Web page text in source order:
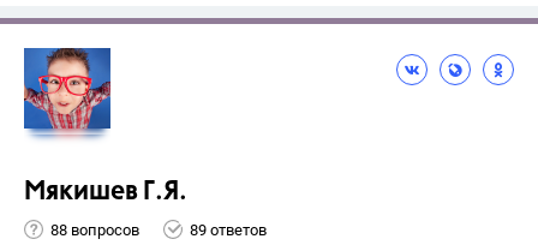
Мякишев Г.Я.
88 вопросов 89 ответов